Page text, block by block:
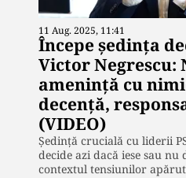
11 Aug. 2025, 11:41
Începe ședința
Victor Negrescu:
amenință cu
decență,
(VIDEO)
Ședință crucială cu liderii
decide azi dacă iese sau
contextul tensiunilor